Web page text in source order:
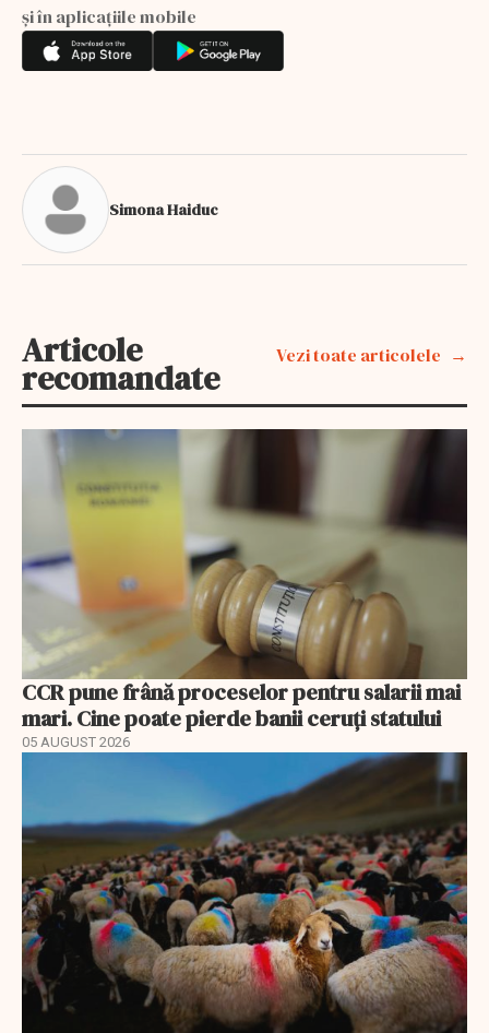
și în aplicațiile mobile
Simona Haiduc
Articole
recomandate
Vezi toate articolele
CCR pune frână proceselor pentru salarii mai
mari. Cine poate pierde banii ceruți statului
05 AUGUST 2026